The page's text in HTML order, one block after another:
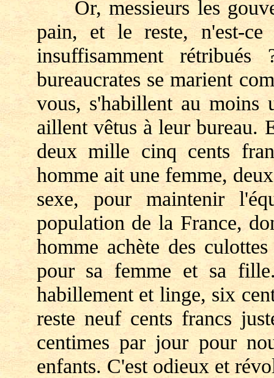
Or, messieurs les
pain, et le reste, n'est-ce
insuffisamment
bureaucrates se marient
vous, s'habillent au moins
aillent vêtus à leur bureau.
deux mille cinq cents
homme ait une femme,
sexe, pour maintenir
population de la France,
homme achète des
pour sa femme et sa
habillement et linge, six
reste neuf cents francs
centimes par jour pour
enfants. C'est odieux et